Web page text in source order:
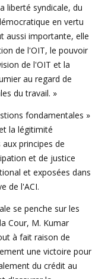
liberté syndicale, du
en vertu
aussi importante, elle
de l'OIT, le pouvoir
de l'OIT et la
au regard de
du travail. »
fondamentales »
la légitimité
principes de
et de justice
et exposées dans
de l'ACI.
se penche sur les
Cour, M. Kumar
à fait raison de
une victoire pour
du crédit au